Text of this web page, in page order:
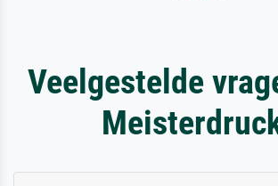
Veelgestelde